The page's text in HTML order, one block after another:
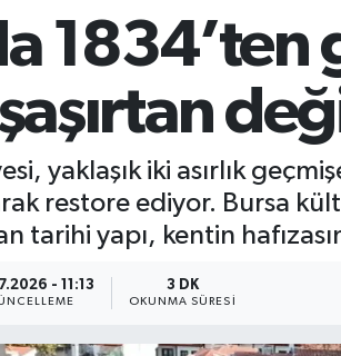
yaklaşık iki asırlık
restore ediyor. Bursa
tarihi yapı, kentin
- 11:13 3 DK
OKUNMA SÜRESI